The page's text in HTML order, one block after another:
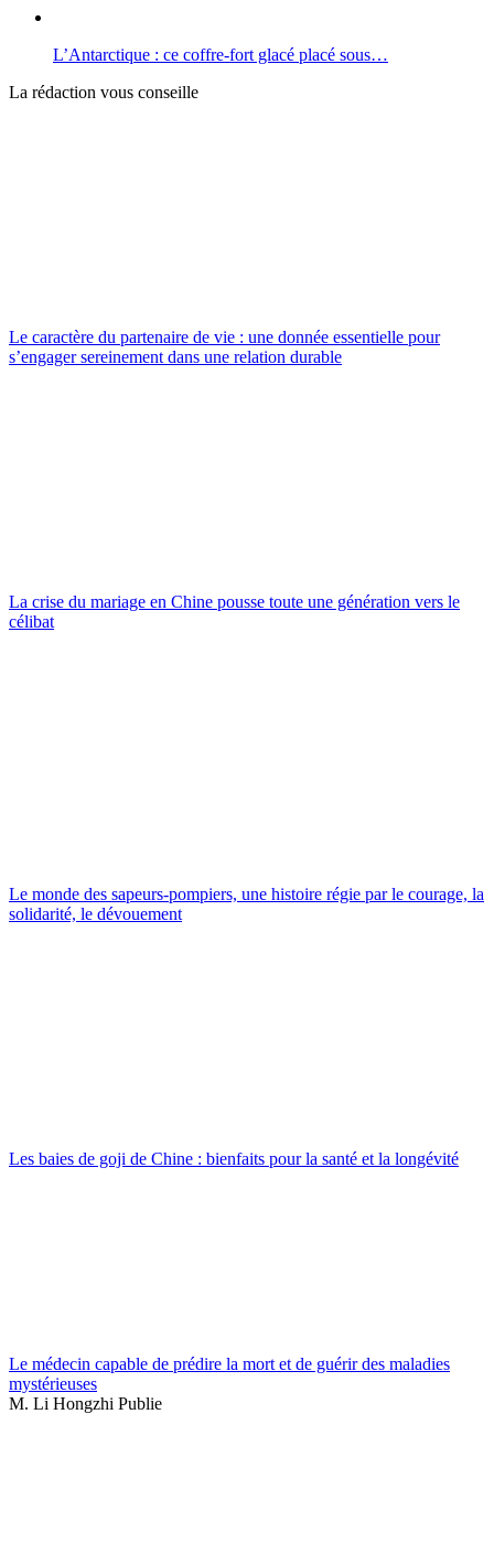
L’Antarctique : ce coffre-fort glacé placé sous…
La rédaction vous conseille
Le caractère du partenaire de vie : une donnée essentielle pour
s’engager sereinement dans une relation durable
La crise du mariage en Chine pousse toute une génération vers le
célibat
Le monde des sapeurs-pompiers, une histoire régie par le courage, la
solidarité, le dévouement
Les baies de goji de Chine : bienfaits pour la santé et la longévité
Le médecin capable de prédire la mort et de guérir des maladies
mystérieuses
M. Li Hongzhi Publie